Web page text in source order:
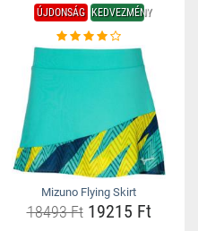
ÚJDONSÁG KEDVEZMÉNY
Mizuno Flying Skirt
18493 Ft19215 Ft